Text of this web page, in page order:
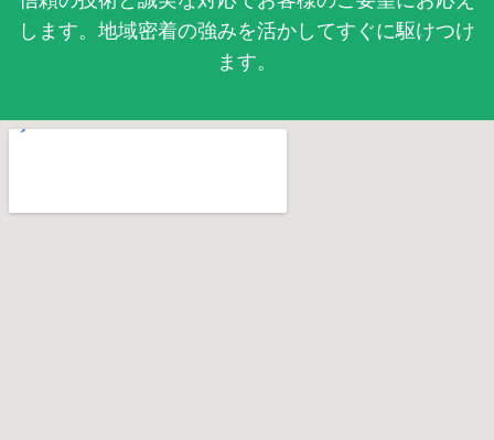
します。地域密着の強みを活かしてすぐに駆けつけ
ます。